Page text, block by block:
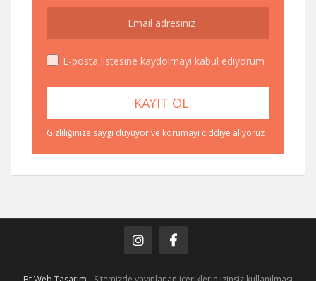
E-posta listesine kaydolmayı kabul ediyorum
Gizliliğinize saygı duyuyor ve korumayı ciddiye alıyoruz